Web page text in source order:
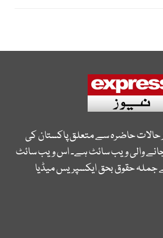
حالات حاضرہ سے متعلق پاکستان کی
والی ویب سائٹ ہے۔ اس ویب سائٹ
جملہ حقوق بحق ایکسپریس میڈیا